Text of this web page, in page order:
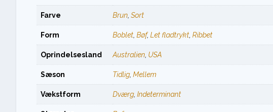
Farve Brun Sort
Form Boblet Bøf, Let fladtrykt Ribbet
Oprindelsesland Australien USA
Sæson Tidlig Mellem
Vækstform Dværg Indeterminant